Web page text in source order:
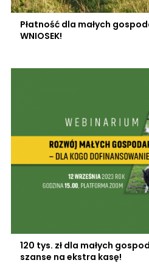
Płatność dla małych
WNIOSEK!
120 tys. zł dla małych
szanse na ekstra kasę!